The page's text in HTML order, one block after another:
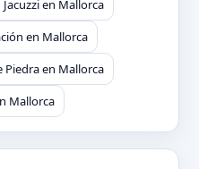
en Mallorca
en Mallorca
Piedra en Mallorca
Mallorca